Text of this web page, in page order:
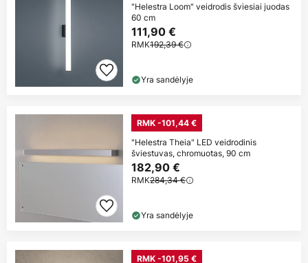
"Helestra Loom" veidrodis šviesiai juodas
60 cm
111,90 €
RMK192,39 €
Yra sandėlyje
RMK -101,44 €
"Helestra Theia" LED veidrodinis
šviestuvas, chromuotas, 90 cm
182,90 €
RMK284,34 €
Yra sandėlyje
RMK -101,95 €